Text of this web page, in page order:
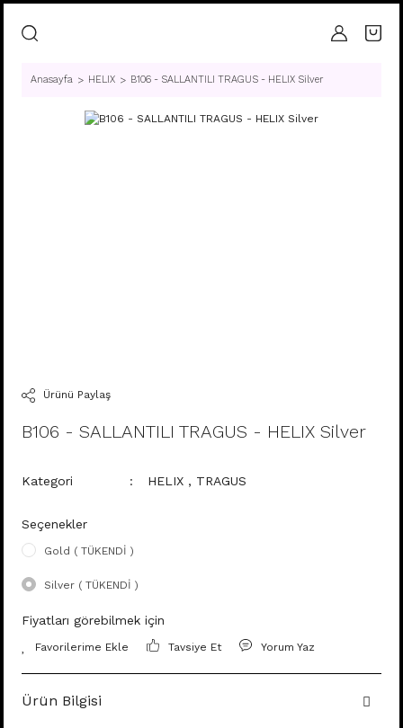
Anasayfa HELIX B106 - SALLANTILI TRAGUS - HELIX Silver
Ürünü Paylaş
B106 - SALLANTILI TRAGUS - HELIX Silver
Kategori HELIX , TRAGUS
Seçenekler
Gold ( TÜKENDİ )
Silver ( TÜKENDİ )
Fiyatları görebilmek için
Tavsiye Et Yorum Yaz
Ürün Bilgisi